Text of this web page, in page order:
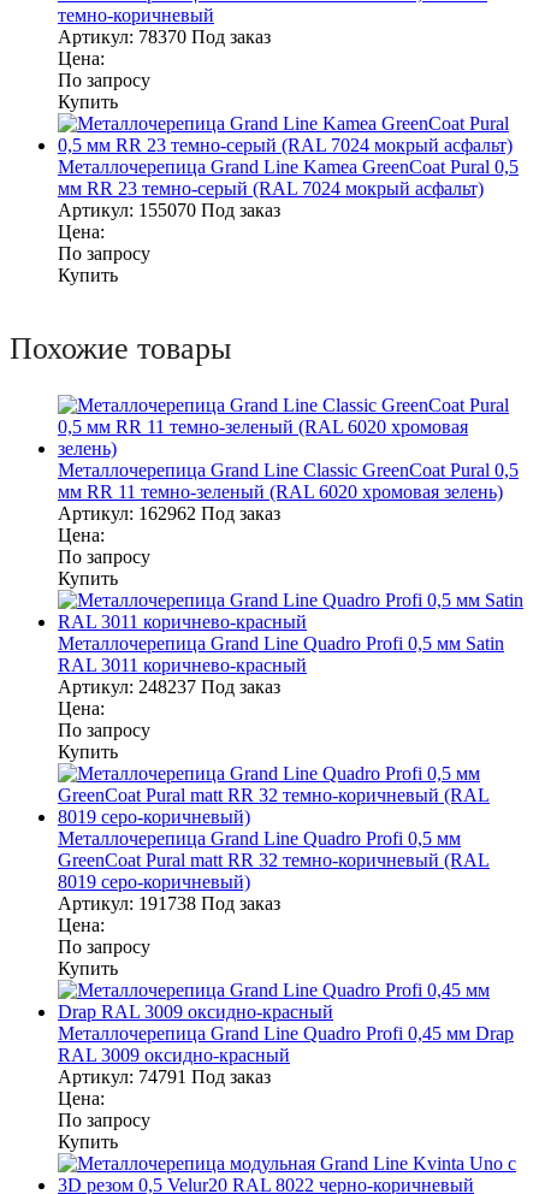
темно-коричневый
Артикул: 78370 Под заказ
Цена:
По запросу
Купить
Металлочерепица Grand Line Kamea GreenCoat Pural 0,5
мм RR 23 темно-серый (RAL 7024 мокрый асфальт)
Артикул: 155070 Под заказ
Цена:
По запросу
Купить
Похожие товары
Металлочерепица Grand Line Classic GreenCoat Pural 0,5
мм RR 11 темно-зеленый (RAL 6020 хромовая зелень)
Артикул: 162962 Под заказ
Цена:
По запросу
Купить
Металлочерепица Grand Line Quadro Profi 0,5 мм Satin
RAL 3011 коричнево-красный
Артикул: 248237 Под заказ
Цена:
По запросу
Купить
Металлочерепица Grand Line Quadro Profi 0,5 мм
GreenCoat Pural matt RR 32 темно-коричневый (RAL
8019 серо-коричневый)
Артикул: 191738 Под заказ
Цена:
По запросу
Купить
Металлочерепица Grand Line Quadro Profi 0,45 мм Drap
RAL 3009 оксидно-красный
Артикул: 74791 Под заказ
Цена:
По запросу
Купить